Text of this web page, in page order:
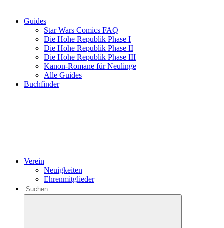
Guides
Star Wars Comics FAQ
Die Hohe Republik Phase I
Die Hohe Republik Phase II
Die Hohe Republik Phase III
Kanon-Romane für Neulinge
Alle Guides
Buchfinder
Verein
Neuigkeiten
Ehrenmitglieder
Search
Suchen
nach: